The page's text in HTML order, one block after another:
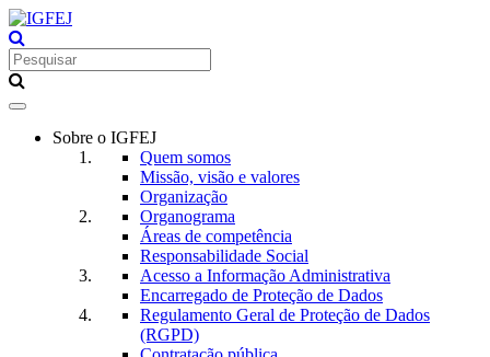
Toggle
navigationSobre o IGFEJ
Quem somos
Missão, visão e valores
Organização
Organograma
Áreas de competência
Responsabilidade Social
Acesso a Informação Administrativa
Encarregado de Proteção de Dados
Regulamento Geral de Proteção de Dados
(RGPD)